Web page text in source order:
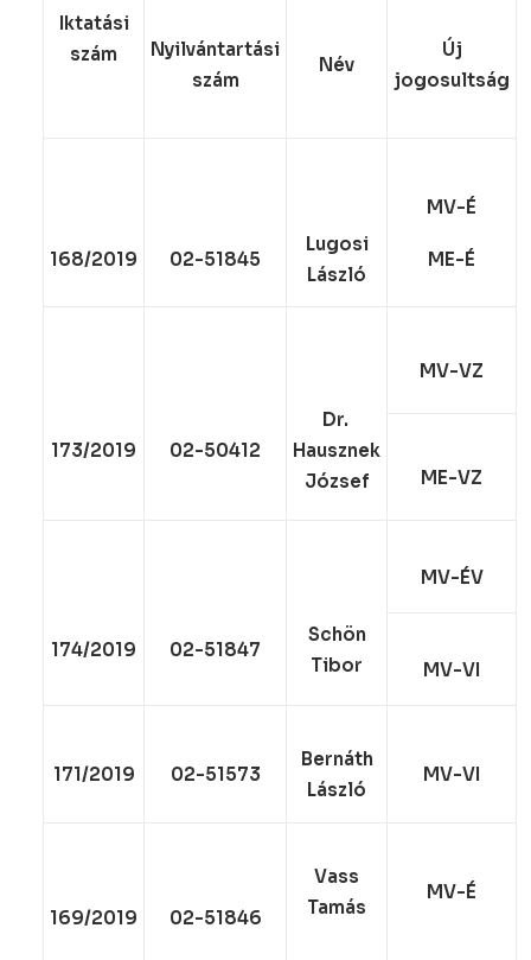
Iktatási
szám
Nyilvántartási
szám
Név
Új
jogosultság
168/2019 02-51845
Lugosi
László
MV-É
ME-É
173/2019 02-50412
Dr.
Hausznek
József
MV-VZ
ME-VZ
174/2019 02-51847
Schön
Tibor
MV-ÉV
MV-VI
171/2019 02-51573
Bernáth
László
MV-VI
169/2019 02-51846
Vass
Tamás
MV-É